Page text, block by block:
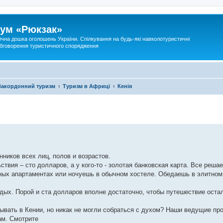
«Рюкзак»
дошка оголошень України. Спілкування на будь-які навколотуристичні
туристичного спорядження
туризм Туризм в Африці Кенія
всех лиц, полов и возрастов.
– сто долларов, а у кого-то - золотая банковская карта. Все
апартаментах или ночуешь в обычном хостеле. Обедаешь в элитном
Порой и ста долларов вполне достаточно, чтобы путешествие
в Кении, но никак не могли собраться с духом? Наши ведущие
Смотрите